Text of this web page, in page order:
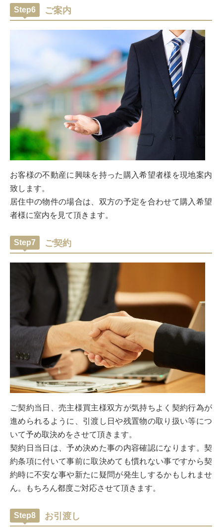
Step6 ご案内
お客様の不動産に興味を持った購入希望者様を現地案内
致します。
居住中の物件の場合は、双方の予定を合わせて購入希望
者様に室内を見て頂きます。
Step7 ご契約
ご契約当日、売主様買主様双方が気持ちよく契約行為が
進められるように、引渡し日や残置物の取り扱い等につ
いて予め取決めをさせて頂きます。
契約日当日は、予め決めた事の内容確認になります。契
約条項に付いて事前に取決めても慣れない事ですから契
約時に不安な事や新たに疑問が発生しするかもしれませ
ん。もちろん都度ご対応させて頂きます。
Step8 お引渡し